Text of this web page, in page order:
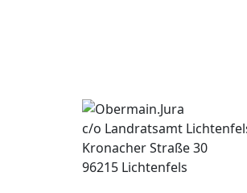
c/o Landratsamt
Kronacher Straße 30
96215 Lichtenfels